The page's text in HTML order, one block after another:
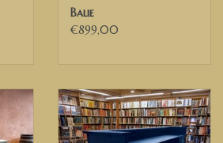
Balie
€899,00